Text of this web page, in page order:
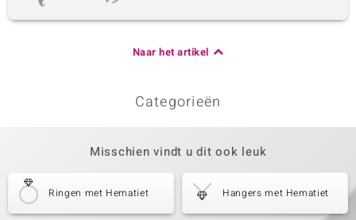
Naar het artikel
Categorieën
Misschien vindt u dit ook leuk
Ringen met Hematiet Hangers met Hematiet